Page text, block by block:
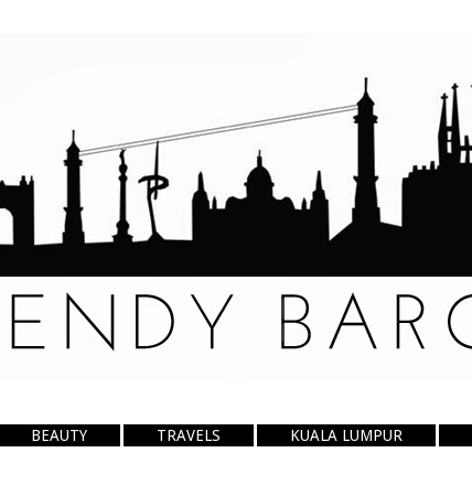
BEAUTY TRAVELS KUALA LUMPUR